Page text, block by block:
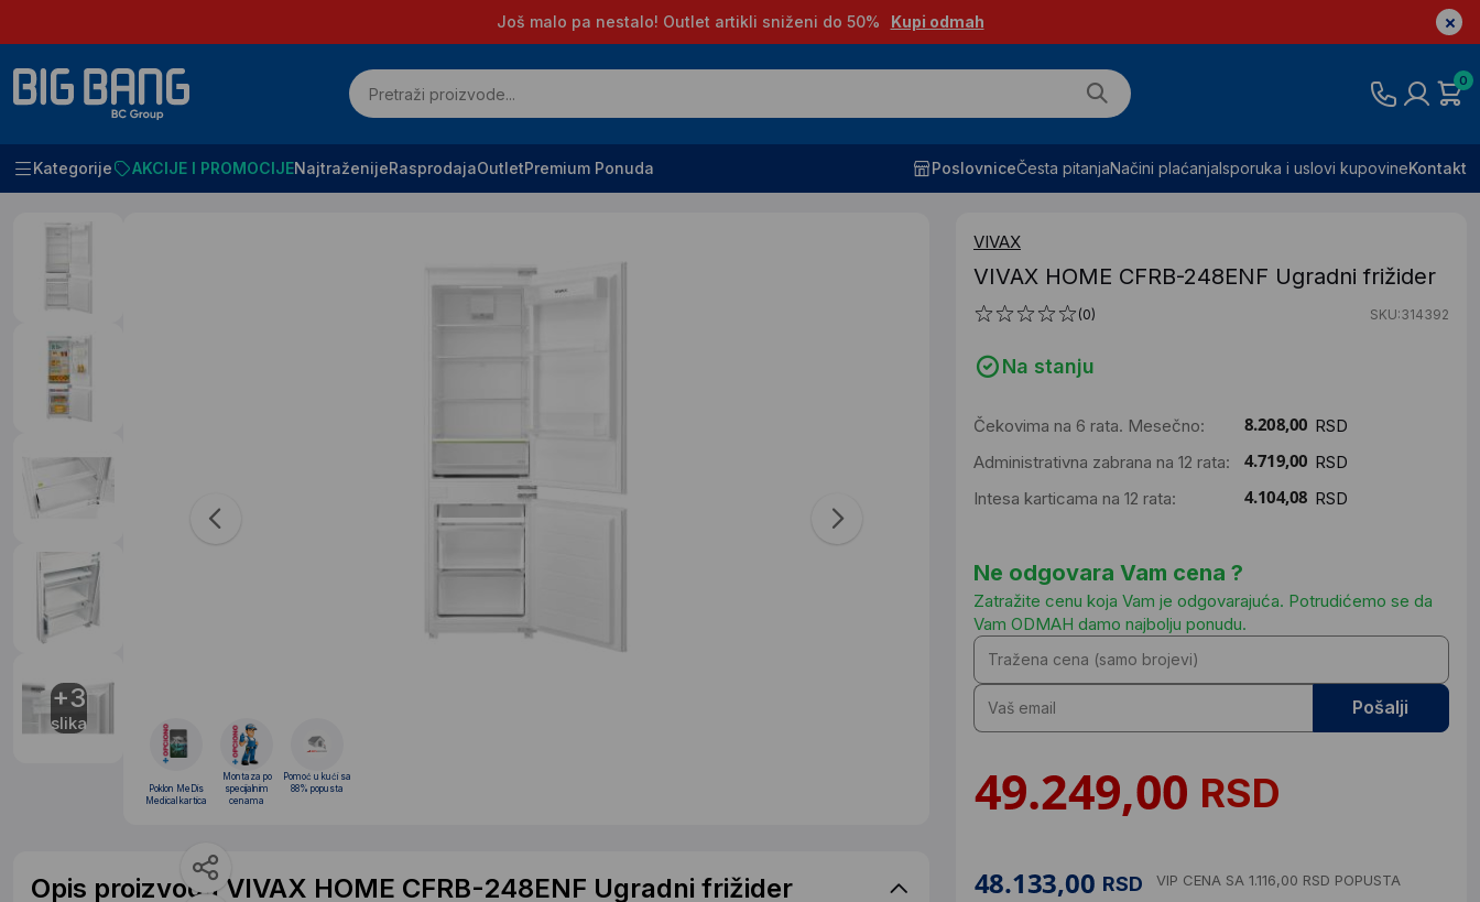
Još malo pa nestalo! Outlet artikli sniženi do 50% Kupi odmah
0
Kategorije AKCIJE I PROMOCIJENajtraženijeRasprodajaOutletPremium Ponuda PoslovniceČesta pitanjaNačini plaćanjaIsporuka i uslovi kupovineKontakt
Početna Bela tehnika Frizideri
VIVAX
VIVAX HOME CFRB-248ENF Ugradni frižider
(0) SKU:314392
Na stanju
Čekovima na 6 rata. Mesečno:
RSD
Administrativna zabrana na 12 rata:
RSD
Intesa karticama na 12 rata:
RSD
Ne odgovara Vam cena ?
Zatražite cenu koja Vam je odgovarajuća. Potrudićemo se da
Vam ODMAH damo najbolju ponudu.
Pošalji
RSD
RSD VIP CENA SA 1.116,00 RSD POPUSTA
+3
slika
Poklon MeDis
Medical kartica
Montaza po
specijalnim
cenama
Pomoć u kući sa
88% popusta
Opis proizvoda VIVAX HOME CFRB-248ENF Ugradni frižider